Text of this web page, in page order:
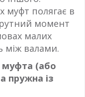
муфт полягає в
момент
малих
між валами.
муфта (або
пружна із